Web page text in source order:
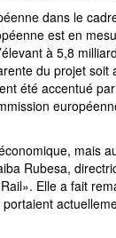
dans le
est en
à 5,8
du projet soit
été accentué
mais
Rubesa,
Elle a fait